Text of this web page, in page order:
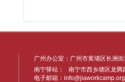
广州办公室：广州市黄埔区长洲
南宁驿站： 南宁市西乡塘区龙
电子邮箱： info@jiaworkcamp.org